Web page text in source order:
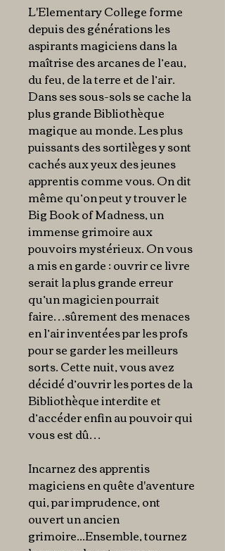
L'Elementary College forme
depuis des générations les
aspirants magiciens dans la
maîtrise des arcanes de l’eau,
du feu, de la terre et de l’air.
Dans ses sous-sols se cache la
plus grande Bibliothèque
magique au monde. Les plus
puissants des sortilèges y sont
cachés aux yeux des jeunes
apprentis comme vous. On dit
même qu’on peut y trouver le
Big Book of Madness, un
immense grimoire aux
pouvoirs mystérieux. On vous
a mis en garde : ouvrir ce livre
serait la plus grande erreur
qu’un magicien pourrait
faire…sûrement des menaces
en l’air inventées par les profs
pour se garder les meilleurs
sorts. Cette nuit, vous avez
décidé d’ouvrir les portes de la
Bibliothèque interdite et
d’accéder enfin au pouvoir qui
vous est dû…
Incarnez desapprentis
magiciensen quête d'aventure
qui, par imprudence, ont
ouvert unancien
grimoire...Ensemble,tournez